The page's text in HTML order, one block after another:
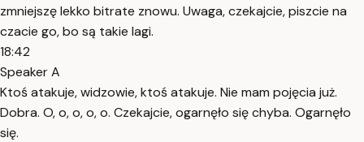
zmniejszę lekko bitrate znowu. Uwaga, czekajcie, piszcie na
czacie go, bo są takie lagi.
18:42
Speaker A
Ktoś atakuje, widzowie, ktoś atakuje. Nie mam pojęcia już.
Dobra. O, o, o, o, o. Czekajcie, ogarnęło się chyba. Ogarnęło
się.